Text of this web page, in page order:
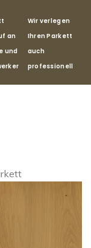
an
und
Wir verlegen
Ihren Parkett
auch
professionell